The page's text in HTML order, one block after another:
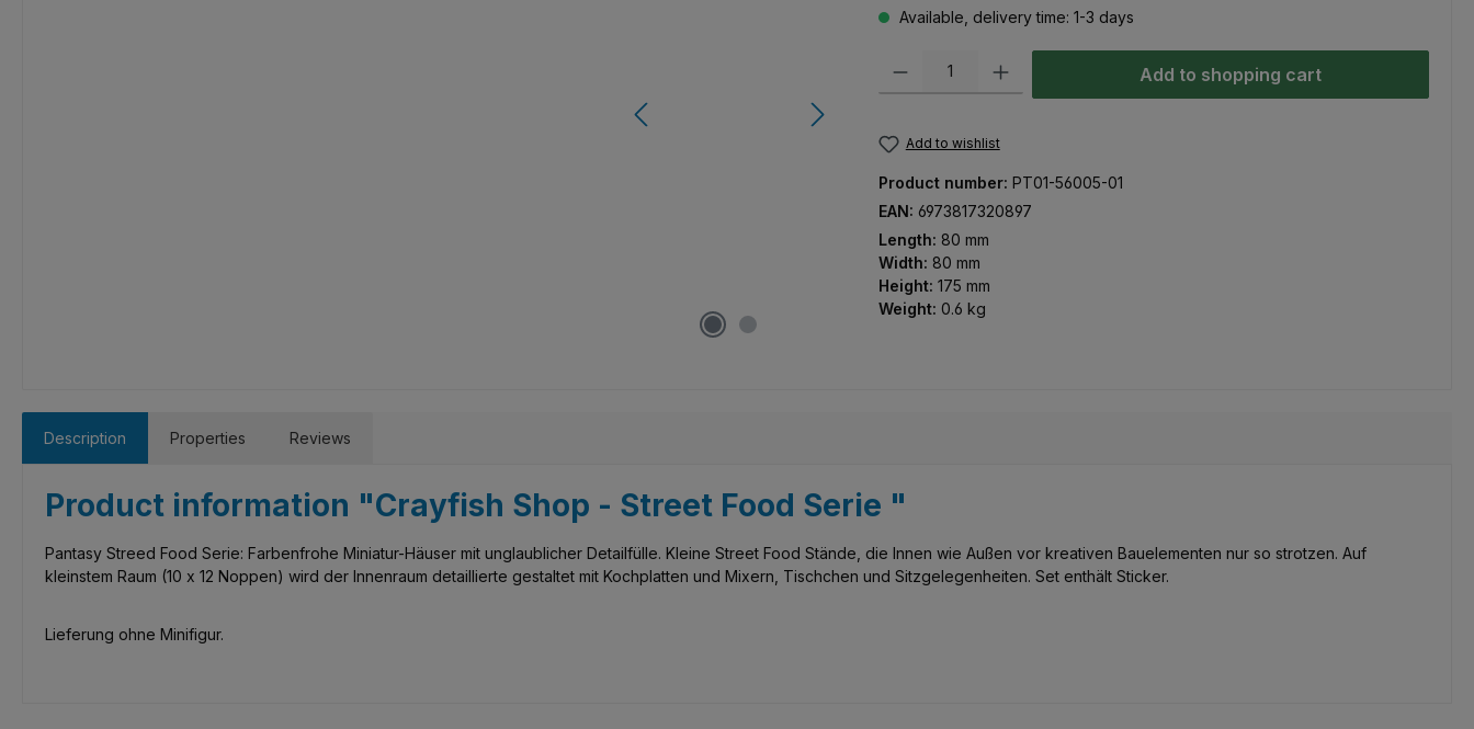
Available, delivery time: 1-3 days
Product Quantity: Enter the desired amount or use the buttons to increase or
Add to shopping cart
Add to wishlist
Product number: PT01-56005-01
EAN: 6973817320897
Length: 80 mm
Width: 80 mm
Height: 175 mm
Weight: 0.6 kg
Description Properties Reviews
Product information "Crayfish Shop - Street Food Serie "
Pantasy Streed Food Serie: Farbenfrohe Miniatur-Häuser mit unglaublicher Detailfülle. Kleine Street Food Stände, die Innen wie Außen vor kreativen Bauelementen nur so strotzen. Auf
kleinstem Raum (10 x 12 Noppen) wird der Innenraum detaillierte gestaltet mit Kochplatten und Mixern, Tischchen und Sitzgelegenheiten. Set enthält Sticker.
Lieferung ohne Minifigur.